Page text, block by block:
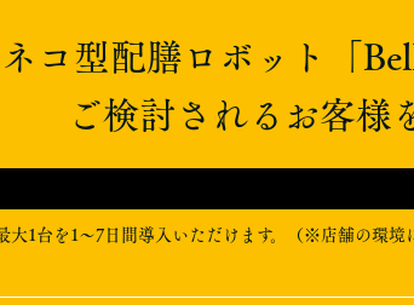
ネコ型配膳ロボット「
ご検討されるお客様
大1台を1〜7日間導入いただけます。（※店舗の環境